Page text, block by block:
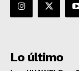
Lo último